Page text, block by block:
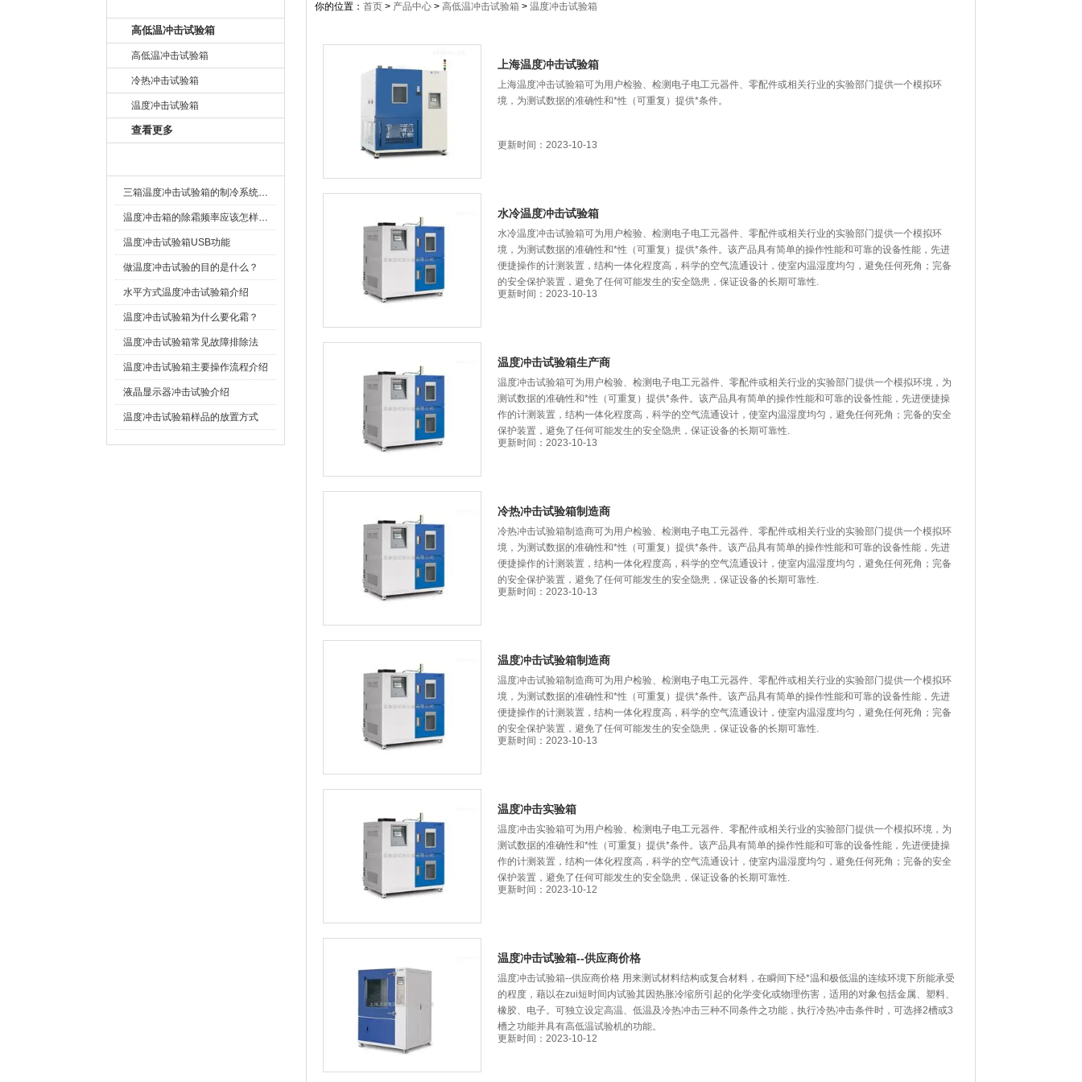
高低温冲击试验箱
高低温冲击试验箱
冷热冲击试验箱
温度冲击试验箱
查看更多
三箱温度冲击试验箱的制冷系统介绍
温度冲击箱的除霜频率应该怎样设置？
温度冲击试验箱USB功能
做温度冲击试验的目的是什么？
水平方式温度冲击试验箱介绍
温度冲击试验箱为什么要化霜？
温度冲击试验箱常见故障排除法
温度冲击试验箱主要操作流程介绍
液晶显示器冲击试验介绍
温度冲击试验箱样品的放置方式
你的位置： 首页 > 产品中心 > 高低温冲击试验箱 > 温度冲击试验箱
上海温度冲击试验箱
上海温度冲击试验箱可为用户检验、检测电子电工元器件、零配件或相关行业的实验部门提供一个模拟环
境，为测试数据的准确性和*性（可重复）提供*条件。
更新时间：2023-10-13
水冷温度冲击试验箱
水冷温度冲击试验箱可为用户检验、检测电子电工元器件、零配件或相关行业的实验部门提供一个模拟环
境，为测试数据的准确性和*性（可重复）提供*条件。该产品具有简单的操作性能和可靠的设备性能，先进
便捷操作的计测装置，结构一体化程度高，科学的空气流通设计，使室内温湿度均匀，避免任何死角；完备
的安全保护装置，避免了任何可能发生的安全隐患，保证设备的长期可靠性.
更新时间：2023-10-13
温度冲击试验箱生产商
温度冲击试验箱可为用户检验、检测电子电工元器件、零配件或相关行业的实验部门提供一个模拟环境，为
测试数据的准确性和*性（可重复）提供*条件。该产品具有简单的操作性能和可靠的设备性能，先进便捷操
作的计测装置，结构一体化程度高，科学的空气流通设计，使室内温湿度均匀，避免任何死角；完备的安全
保护装置，避免了任何可能发生的安全隐患，保证设备的长期可靠性.
更新时间：2023-10-13
冷热冲击试验箱制造商
冷热冲击试验箱制造商可为用户检验、检测电子电工元器件、零配件或相关行业的实验部门提供一个模拟环
境，为测试数据的准确性和*性（可重复）提供*条件。该产品具有简单的操作性能和可靠的设备性能，先进
便捷操作的计测装置，结构一体化程度高，科学的空气流通设计，使室内温湿度均匀，避免任何死角；完备
的安全保护装置，避免了任何可能发生的安全隐患，保证设备的长期可靠性.
更新时间：2023-10-13
温度冲击试验箱制造商
温度冲击试验箱制造商可为用户检验、检测电子电工元器件、零配件或相关行业的实验部门提供一个模拟环
境，为测试数据的准确性和*性（可重复）提供*条件。该产品具有简单的操作性能和可靠的设备性能，先进
便捷操作的计测装置，结构一体化程度高，科学的空气流通设计，使室内温湿度均匀，避免任何死角；完备
的安全保护装置，避免了任何可能发生的安全隐患，保证设备的长期可靠性.
更新时间：2023-10-13
温度冲击实验箱
温度冲击实验箱可为用户检验、检测电子电工元器件、零配件或相关行业的实验部门提供一个模拟环境，为
测试数据的准确性和*性（可重复）提供*条件。该产品具有简单的操作性能和可靠的设备性能，先进便捷操
作的计测装置，结构一体化程度高，科学的空气流通设计，使室内温湿度均匀，避免任何死角；完备的安全
保护装置，避免了任何可能发生的安全隐患，保证设备的长期可靠性.
更新时间：2023-10-12
温度冲击试验箱--供应商价格
温度冲击试验箱--供应商价格 用来测试材料结构或复合材料，在瞬间下经*温和极低温的连续环境下所能承受
的程度，藉以在zui短时间内试验其因热胀冷缩所引起的化学变化或物理伤害，适用的对象包括金属、塑料、
橡胶、电子。可独立设定高温、低温及冷热冲击三种不同条件之功能，执行冷热冲击条件时，可选择2槽或3
槽之功能并具有高低温试验机的功能。
更新时间：2023-10-12